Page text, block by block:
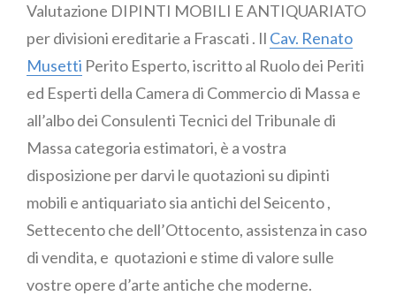
Valutazione DIPINTI MOBILI E ANTIQUARIATO
per divisioni ereditarie a Frascati . Il Cav. Renato
Musetti Perito Esperto, iscritto al Ruolo dei Periti
ed Esperti della Camera di Commercio di Massa e
all’albo dei Consulenti Tecnici del Tribunale di
Massa categoria estimatori, è a vostra
disposizione per darvi le quotazioni su dipinti
mobili e antiquariato sia antichi del Seicento ,
Settecento che dell’Ottocento, assistenza in caso
di vendita, e quotazioni e stime di valore sulle
vostre opere d’arte antiche che moderne.